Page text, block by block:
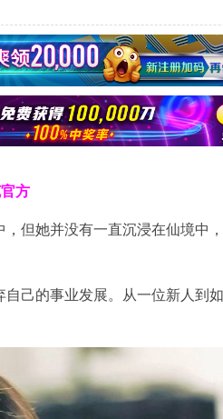
方
但她并没有一直沉浸在仙境中
己的事业发展。从一位新人到